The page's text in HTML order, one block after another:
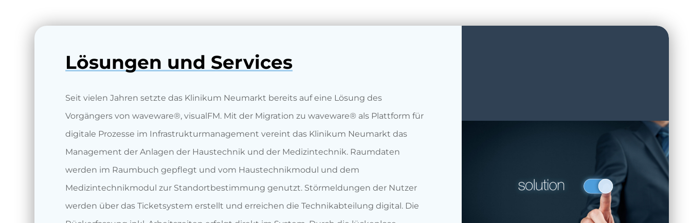
Lösungen und Services
Seit vielen Jahren setzte das Klinikum Neumarkt bereits auf eine Lösung des
Vorgängers von waveware®, visualFM. Mit der Migration zu waveware® als Plattform für
digitale Prozesse im Infrastrukturmanagement vereint das Klinikum Neumarkt das
Management der Anlagen der Haustechnik und der Medizintechnik. Raumdaten
werden im Raumbuch gepflegt und vom Haustechnikmodul und dem
Medizintechnikmodul zur Standortbestimmung genutzt. Störmeldungen der Nutzer
werden über das Ticketsystem erstellt und erreichen die Technikabteilung digital. Die